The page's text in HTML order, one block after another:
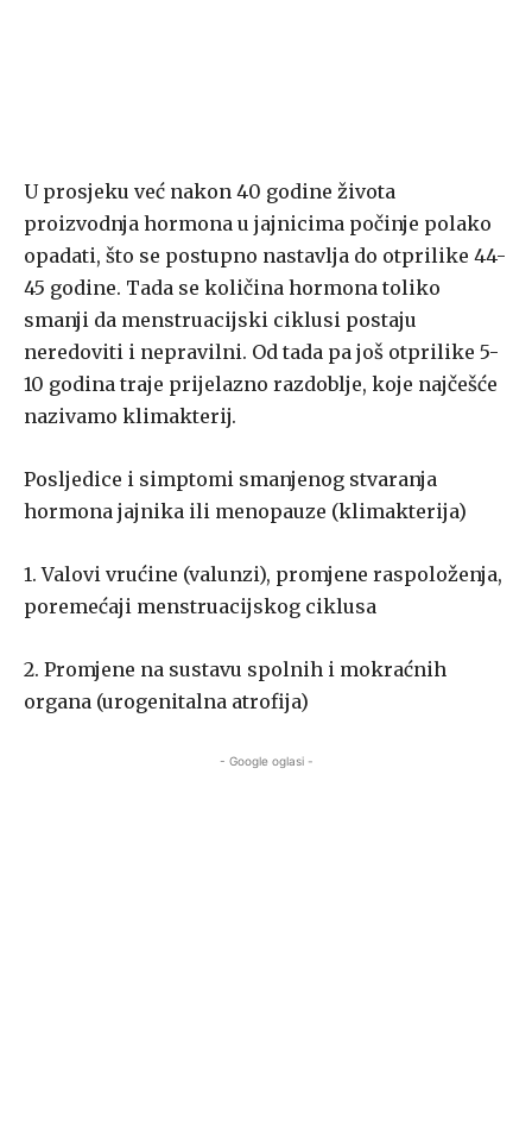
U prosjeku već nakon 40 godine života
proizvodnja hormona u jajnicima počinje polako
opadati, što se postupno nastavlja do otprilike 44-
45 godine. Tada se količina hormona toliko
smanji da menstruacijski ciklusi postaju
neredoviti i nepravilni. Od tada pa još otprilike 5-
10 godina traje prijelazno razdoblje, koje najčešće
nazivamo klimakterij.
Posljedice i simptomi smanjenog stvaranja
hormona jajnika ili menopauze (klimakterija)
1. Valovi vrućine (valunzi), promjene raspoloženja,
poremećaji menstruacijskog ciklusa
2. Promjene na sustavu spolnih i mokraćnih
organa (urogenitalna atrofija)
- Google oglasi -